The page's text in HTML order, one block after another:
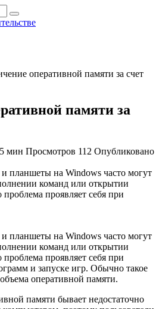
оперативной памяти за счет
памяти за
мин Просмотров 112 Опубликовано
планшеты на Windows часто могут
команд или открытии
проявляет себя при
планшеты на Windows часто могут
команд или открытии
проявляет себя при
и запуске игр. Обычно такое
оперативной памяти.
памяти бывает недостаточно